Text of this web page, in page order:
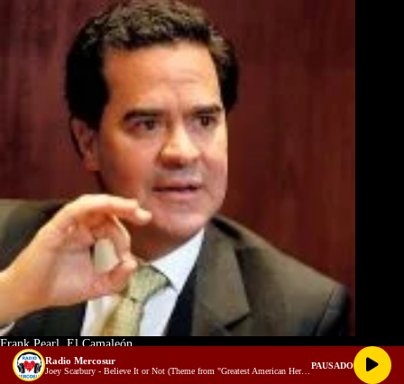
Frank Pearl, El Camaleón
Radio Mercosur
Joey Scarbury - Believe It or Not (Theme from "Greatest American Hero")
PAUSADO